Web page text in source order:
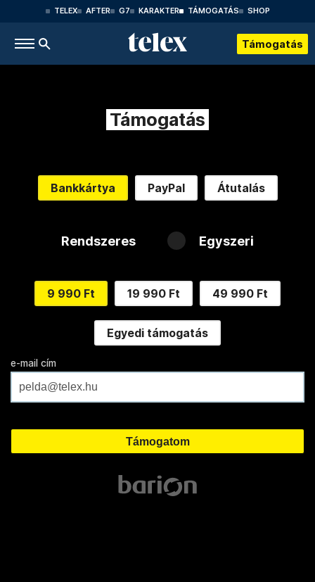
TELEX AFTER G7 KARAKTER TÁMOGATÁS SHOP
Támogatás
Támogatás
Bankkártya PayPal Átutalás
Rendszeres Egyszeri
9 990 Ft 19 990 Ft 49 990 Ft
Egyedi támogatás
e-mail cím